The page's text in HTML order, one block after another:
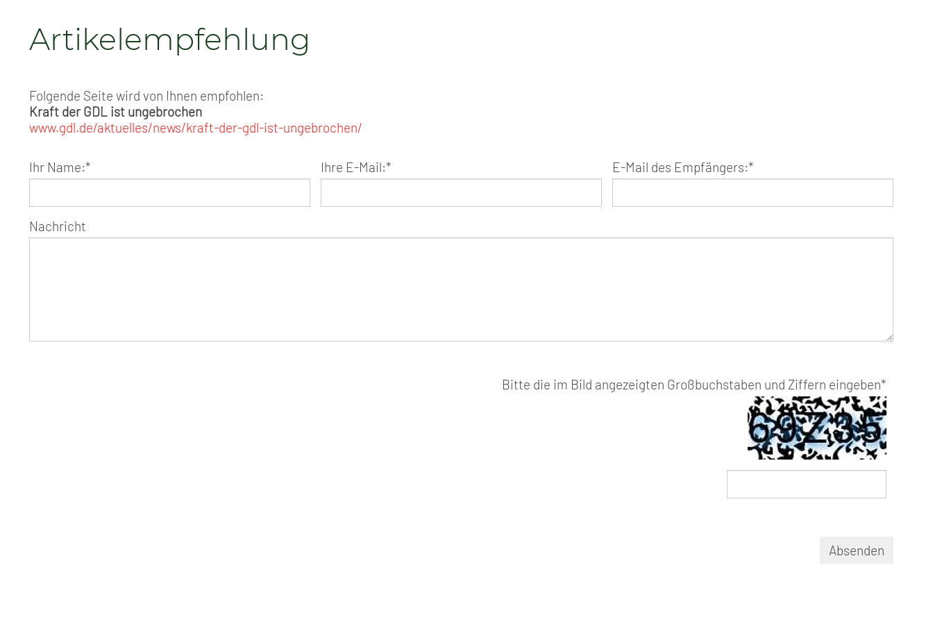
Artikelempfehlung
Folgende Seite wird von Ihnen empfohlen:
Kraft der GDL ist ungebrochen
www.gdl.de/aktuelles/news/kraft-der-gdl-ist-ungebrochen/
Ihr Name:* Ihre E-Mail:* E-Mail des Empfängers:*
Nachricht
Bitte die im Bild angezeigten Großbuchstaben und Ziffern eingeben*
Absenden